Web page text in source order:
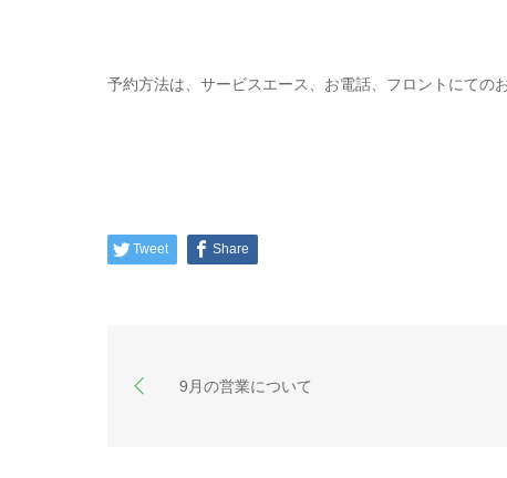
予約方法は、サービスエース、お電話、フロントにての
Tweet Share
9月の営業について